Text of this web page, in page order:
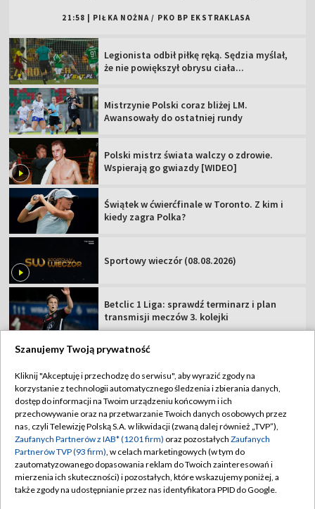
21:58 PIŁKA NOŻNA / PKO BP EKSTRAKLASA
Legionista odbił piłkę ręką. Sędzia myślał,
że nie powiększył obrysu ciała...
Mistrzynie Polski coraz bliżej LM.
Awansowały do ostatniej rundy
Polski mistrz świata walczy o zdrowie.
Wspierają go gwiazdy [WIDEO]
Świątek w ćwierćfinale w Toronto. Z kim i
kiedy zagra Polka?
Sportowy wieczór (08.08.2026)
Betclic 1 Liga: sprawdź terminarz i plan
transmisji meczów 3. kolejki
TVP
Abonament TVP
Sklep TVP
Biuro Reklamy
Oferta Handlowa
Regulamin TVP
Polityka prywatności
Moje zgody
Biuro reklamy
Szanujemy Twoją prywatność
Kliknij "Akceptuję i przechodzę do serwisu", aby wyrazić zgody na
korzystanie z technologii automatycznego śledzenia i zbierania danych,
dostęp do informacji na Twoim urządzeniu końcowym i ich
przechowywanie oraz na przetwarzanie Twoich danych osobowych przez
nas, czyli Telewizję Polską S.A. w likwidacji (zwaną dalej również „TVP”),
Zaufanych Partnerów z IAB* (1201 firm) oraz pozostałych Zaufanych
Partnerów TVP (93 firm), w celach marketingowych (w tym do
zautomatyzowanego dopasowania reklam do Twoich zainteresowań i
mierzenia ich skuteczności) i pozostałych, które wskazujemy poniżej, a
także zgody na udostępnianie przez nas identyfikatora PPID do Google.